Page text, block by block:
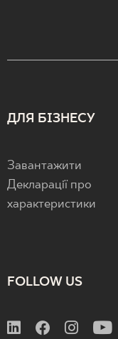
ДЛЯ БІЗНЕСУ
Завантажити
Декларації про
характеристики
FOLLOW US